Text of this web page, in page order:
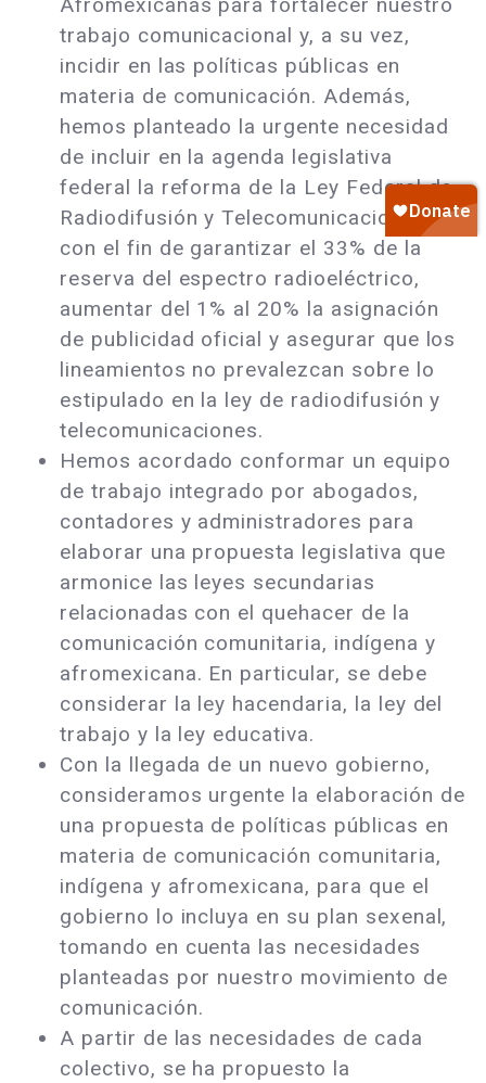
Afromexicanas para fortalecer nuestro
trabajo comunicacional y, a su vez,
incidir en las políticas públicas en
materia de comunicación. Además,
hemos planteado la urgente necesidad
de incluir en la agenda legislativa
federal la reforma de la Ley Federal de
Radiodifusión y Telecomunicaciones,
con el fin de garantizar el 33% de la
reserva del espectro radioeléctrico,
aumentar del 1% al 20% la asignación
de publicidad oficial y asegurar que los
lineamientos no prevalezcan sobre lo
estipulado en la ley de radiodifusión y
telecomunicaciones.
Hemos acordado conformar un equipo
de trabajo integrado por abogados,
contadores y administradores para
elaborar una propuesta legislativa que
armonice las leyes secundarias
relacionadas con el quehacer de la
comunicación comunitaria, indígena y
afromexicana. En particular, se debe
considerar la ley hacendaria, la ley del
trabajo y la ley educativa.
Con la llegada de un nuevo gobierno,
consideramos urgente la elaboración de
una propuesta de políticas públicas en
materia de comunicación comunitaria,
indígena y afromexicana, para que el
gobierno lo incluya en su plan sexenal,
tomando en cuenta las necesidades
planteadas por nuestro movimiento de
comunicación.
A partir de las necesidades de cada
colectivo, se ha propuesto la